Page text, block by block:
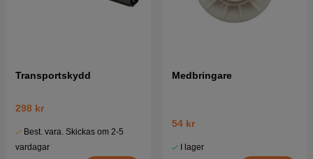
Transportskydd
298 kr
Best. vara. Skickas om 2-5
vardagar
Medbringare
54 kr
I lager